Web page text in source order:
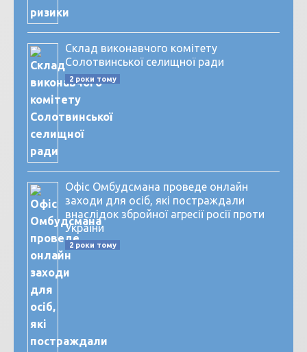
Склад виконавчого комітету
Солотвинської селищної ради
2 роки тому
Офіс Омбудсмана проведе онлайн
заходи для осіб, які постраждали
внаслідок збройної агресії росії проти
України
2 роки тому